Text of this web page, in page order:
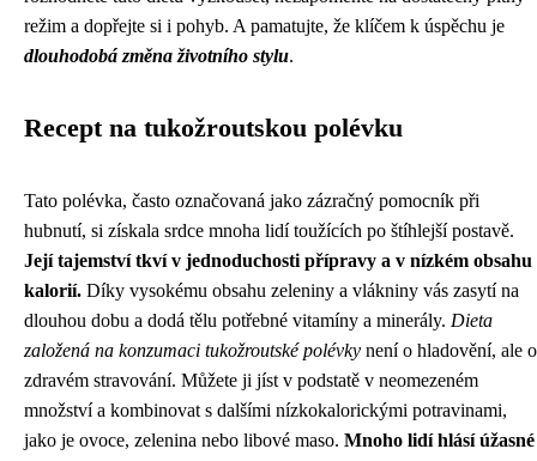
režim a dopřejte si i pohyb. A pamatujte, že klíčem k úspěchu je
dlouhodobá změna životního stylu.
Recept na tukožroutskou polévku
Tato polévka, často označovaná jako zázračný pomocník při
hubnutí, si získala srdce mnoha lidí toužících po štíhlejší postavě.
Její tajemství tkví v jednoduchosti přípravy a v nízkém obsahu
kalorií. Díky vysokému obsahu zeleniny a vlákniny vás zasytí na
dlouhou dobu a dodá tělu potřebné vitamíny a minerály. Dieta
založená na konzumaci tukožroutské polévky není o hladovění, ale o
zdravém stravování. Můžete ji jíst v podstatě v neomezeném
množství a kombinovat s dalšími nízkokalorickými potravinami,
jako je ovoce, zelenina nebo libové maso. Mnoho lidí hlásí úžasné